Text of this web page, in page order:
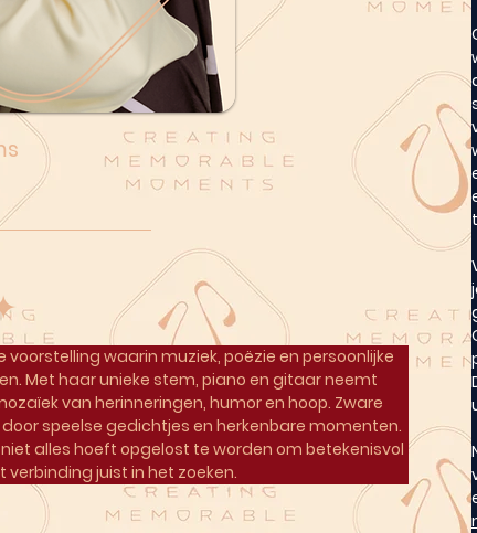
voorstelling waarin muziek, poëzie en persoonlijke
Met haar unieke stem, piano en gitaar neemt
van herinneringen, humor en hoop. Zware
door speelse gedichtjes en herkenbare momenten.
alles hoeft opgelost te worden om betekenisvol
verbinding juist in het zoeken.